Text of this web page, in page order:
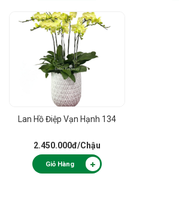
Lan Hồ Điệp Vạn Hạnh 134
2.450.000đ/Chậu
Giỏ Hàng